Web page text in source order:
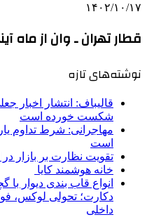
۱۴۰۲/۱۰/۱۷
قطار تهران ـ وان از ماه
نوشته‌های تازه
قالیباف: انتشار اخبار
شکست خورده است
مهاجرانی: شرط تداوم
است
تقویت نظارت بر بازار در
خانه هوشمند کایا
انواع قاب بندی دیوار
دکارت؛ تحولی لوکس،
داخلی